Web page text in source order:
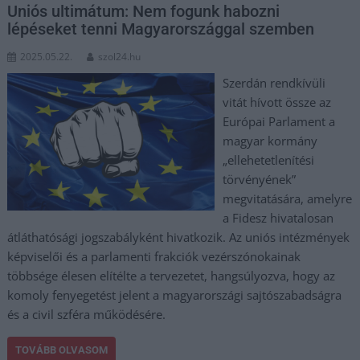
Uniós ultimátum: Nem fogunk habozni
lépéseket tenni Magyarországgal szemben
2025.05.22. szol24.hu
Szerdán rendkívüli
vitát hívott össze az
Európai Parlament a
magyar kormány
„ellehetetlenítési
törvényének”
megvitatására, amelyre
a Fidesz hivatalosan
átláthatósági jogszabályként hivatkozik. Az uniós intézmények
képviselői és a parlamenti frakciók vezérszónokainak
többsége élesen elítélte a tervezetet, hangsúlyozva, hogy az
komoly fenyegetést jelent a magyarországi sajtószabadságra
és a civil szféra működésére.
TOVÁBB OLVASOM